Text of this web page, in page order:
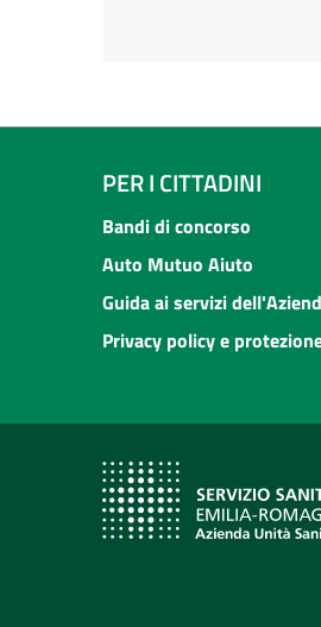
PER I CITTADINI
Bandi di concorso
Auto Mutuo Aiuto
Guida ai servizi
Privacy policy e